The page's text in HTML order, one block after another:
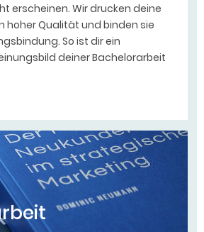
erscheinen. Wir drucken deine
hoher Qualität und binden sie
So ist dir ein
deiner Bachelorarbeit